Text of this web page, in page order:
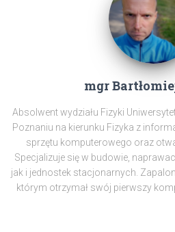
mgr
Absolwent wydziału Fizyki
Poznaniu na kierunku Fizyka z
sprzętu komputerowego oraz
Specjalizuje się w budowie,
jak i jednostek stacjonarnych.
którym otrzymał swój pierwszy